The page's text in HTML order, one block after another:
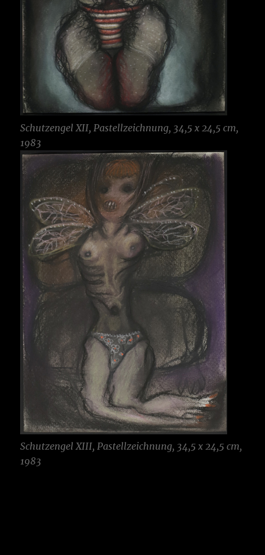
Schutzengel XII, Pastellzeichnung, 34,5 x 24,5 cm,
1983
Schutzengel XIII, Pastellzeichnung, 34,5 x 24,5 cm,
1983